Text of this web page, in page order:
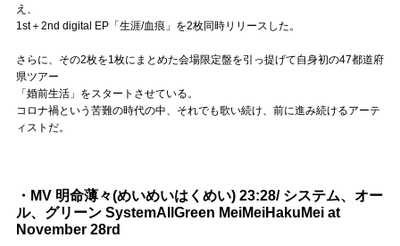
え、
1st＋2nd digital EP「生涯/血痕」を2枚同時リリースした。
さらに、その2枚を1枚にまとめた会場限定盤を引っ提げて自身初の47都道府
県ツアー
「婚前生活」をスタートさせている。
コロナ禍という苦難の時代の中、それでも歌い続け、前に進み続けるアーテ
ィストだ。
・MV 明命薄々(めいめいはくめい) 23:28/ システム、オー
ル、グリーン SystemAllGreen MeiMeiHakuMei at
November 28rd